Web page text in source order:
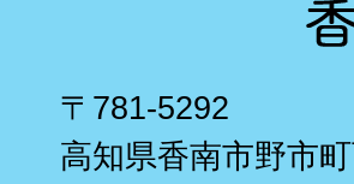
〒781-5292
高知県香南市野市